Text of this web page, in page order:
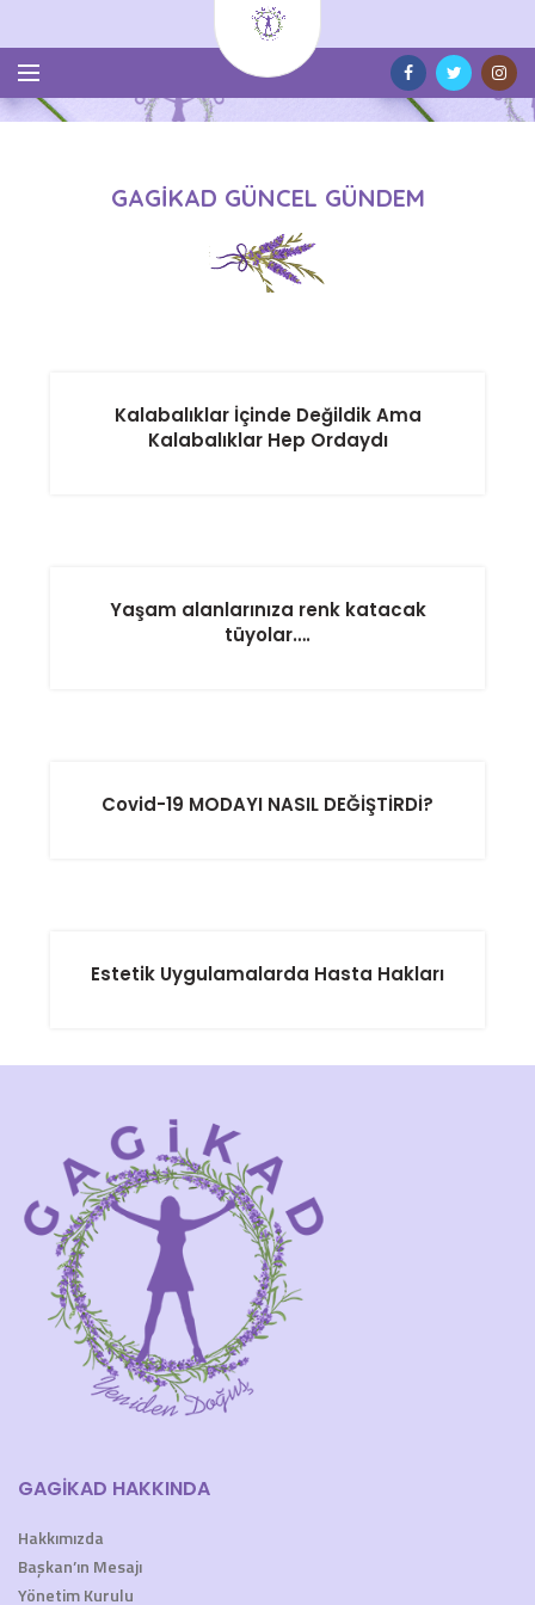
GAGİKAD GÜNCEL GÜNDEM
Kalabalıklar İçinde Değildik Ama
Kalabalıklar Hep Ordaydı
Yaşam alanlarınıza renk katacak
tüyolar….
Covid-19 MODAYI NASIL DEĞİŞTİRDİ?
Estetik Uygulamalarda Hasta Hakları
GAGİKAD HAKKINDA
Hakkımızda
Başkan’ın Mesajı
Yönetim Kurulu